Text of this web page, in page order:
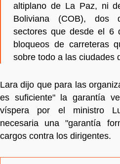
altiplano de La Paz, ni
Boliviana (COB), dos
sectores que desde el 6
bloqueos de carreteras
sobre todo a las ciudades
Lara dijo que para las
es suficiente" la garantía
víspera por el ministro
necesaria una "garantía
cargos contra los dirigentes.